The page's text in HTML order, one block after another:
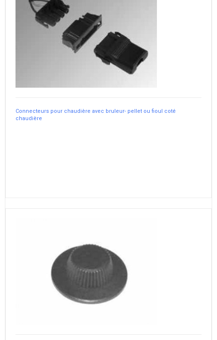
Connecteurs pour chaudière avec bruleur- pellet ou fioul coté
chaudière